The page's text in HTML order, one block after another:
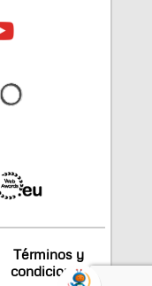
Términos y
condiciones